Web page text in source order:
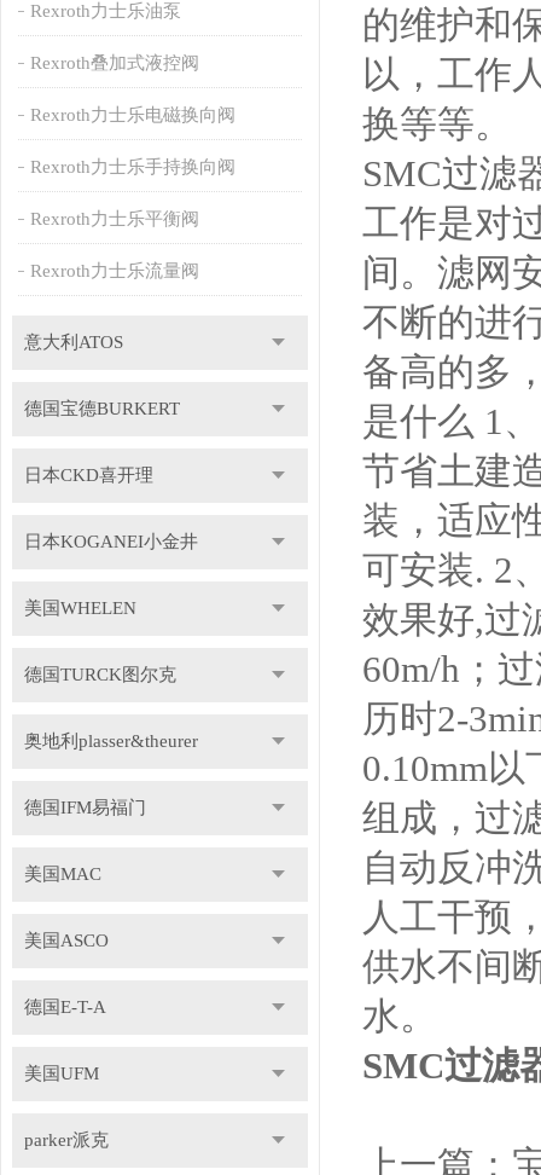
Rexroth力士乐油泵
Rexroth叠加式液控阀
Rexroth力士乐电磁换向阀
Rexroth力士乐手持换向阀
Rexroth力士乐平衡阀
Rexroth力士乐流量阀
意大利ATOS
德国宝德BURKERT
日本CKD喜开理
日本KOGANEI小金井
美国WHELEN
德国TURCK图尔克
奥地利plasser&theurer
德国IFM易福门
美国MAC
美国ASCO
德国E-T-A
美国UFM
parker派克
的维护和
以，工作
换等等。
SMC过滤
工作是对
间。滤网
不断的进
备高的多
是什么 1
节省土建
装，适应
可安装. 2
效果好,过
60m/h；
历时2-
0.10mm
组成，过
自动反冲
人工干预
供水不间
水。
SMC过滤
上一篇：